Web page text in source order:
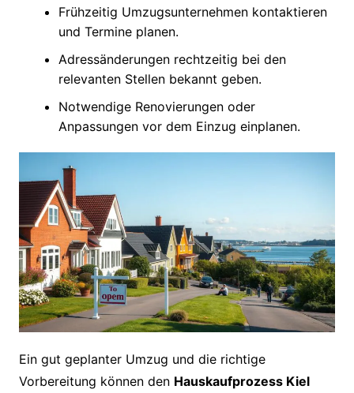
Frühzeitig Umzugsunternehmen kontaktieren
und Termine planen.
Adressänderungen rechtzeitig bei den
relevanten Stellen bekannt geben.
Notwendige Renovierungen oder
Anpassungen vor dem Einzug einplanen.
Ein gut geplanter Umzug und die richtige
Vorbereitung können den Hauskaufprozess Kiel